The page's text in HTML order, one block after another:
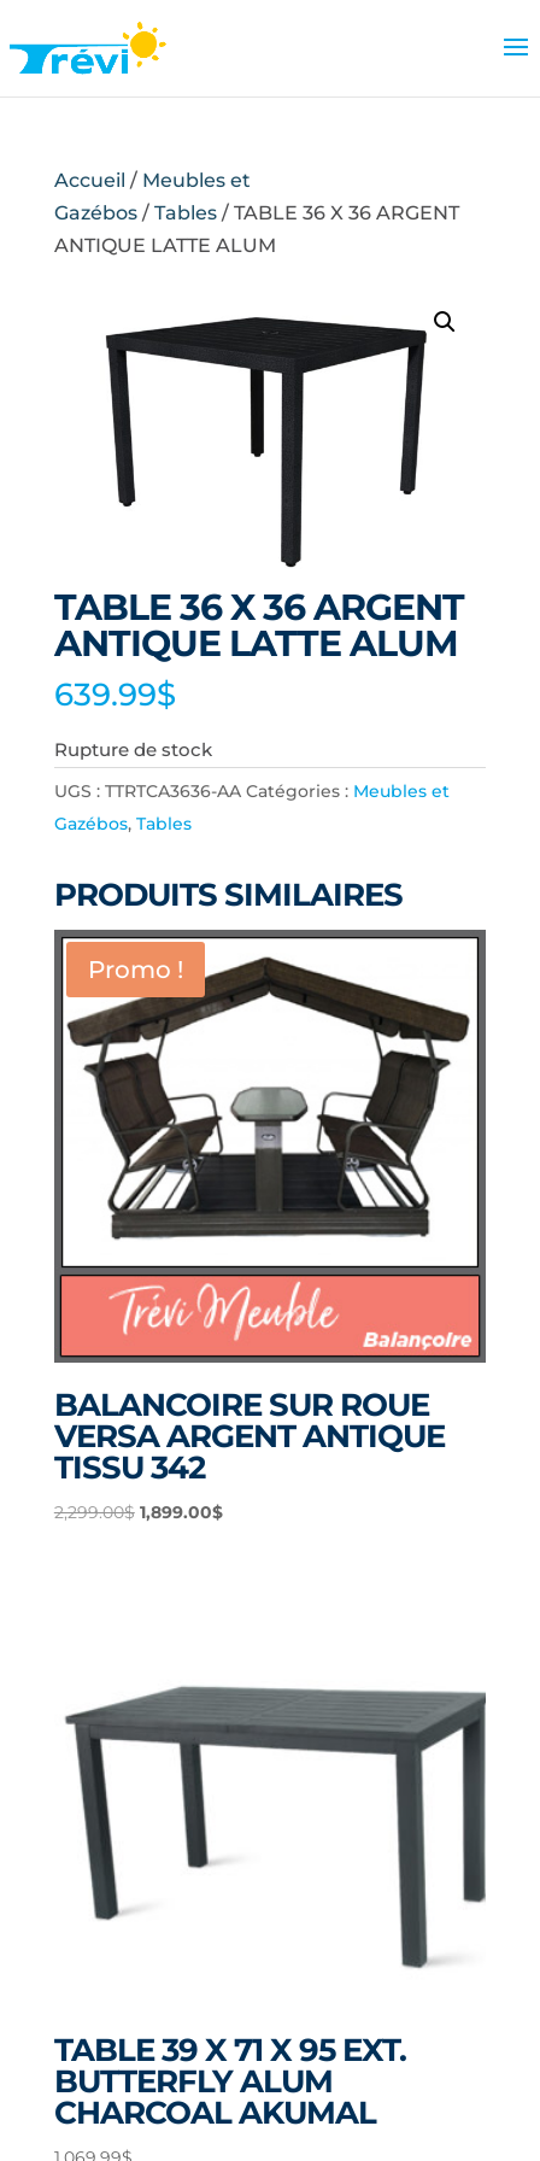
Accueil / Meubles et
Gazébos/ Tables/ TABLE 36 X 36 ARGENT
ANTIQUE LATTE ALUM
TABLE 36 X 36 ARGENT
ANTIQUE LATTE ALUM
639.99$
Rupture de stock
UGS : TTRTCA3636-AA Catégories : Meubles et
Gazébos, Tables
PRODUITS SIMILAIRES
Promo !
BALANCOIRE SUR ROUE
VERSA ARGENT ANTIQUE
TISSU 342
2,299.00$ Le
1,899.00$Le
TABLE 39 X 71 X 95 EXT.
BUTTERFLY ALUM
CHARCOAL AKUMAL